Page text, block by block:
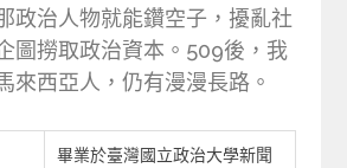
政治人物就能鑽空子，擾亂社
圖撈取政治資本。509後，我
來西亞人，仍有漫漫長路。
畢業於臺灣國立政治大學新聞